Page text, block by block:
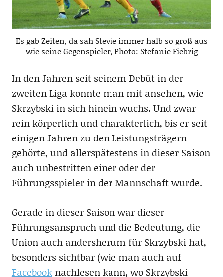
Es gab Zeiten, da sah Stevie immer halb so groß aus
wie seine Gegenspieler, Photo: Stefanie Fiebrig
In den Jahren seit seinem Debüt in der
zweiten Liga konnte man mit ansehen, wie
Skrzybski in sich hinein wuchs. Und zwar
rein körperlich und charakterlich, bis er seit
einigen Jahren zu den Leistungsträgern
gehörte, und allerspätestens in dieser Saison
auch unbestritten einer oder der
Führungsspieler in der Mannschaft wurde.
Gerade in dieser Saison war dieser
Führungsanspruch und die Bedeutung, die
Union auch andersherum für Skrzybski hat,
besonders sichtbar (wie man auch auf
Facebooknachlesen kann, wo Skrzybski